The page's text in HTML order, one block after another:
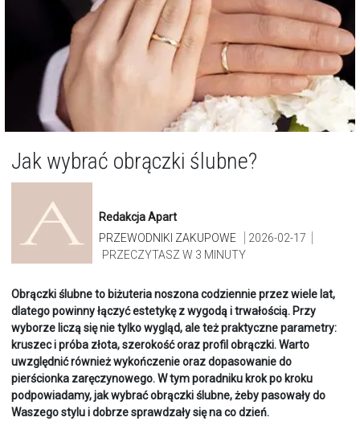
Jak wybrać obrączki ślubne?
Redakcja Apart
PRZEWODNIKI ZAKUPOWE
2026-02-17
PRZECZYTASZ W 3 MINUTY
Obrączki ślubne to biżuteria noszona codziennie przez wiele lat,
dlatego powinny łączyć estetykę z wygodą i trwałością. Przy
wyborze liczą się nie tylko wygląd, ale też praktyczne parametry:
kruszec i próba złota, szerokość oraz profil obrączki. Warto
uwzględnić również wykończenie oraz dopasowanie do
pierścionka zaręczynowego. W tym poradniku krok po kroku
podpowiadamy, jak wybrać obrączki ślubne, żeby pasowały do
Waszego stylu i dobrze sprawdzały się na co dzień.